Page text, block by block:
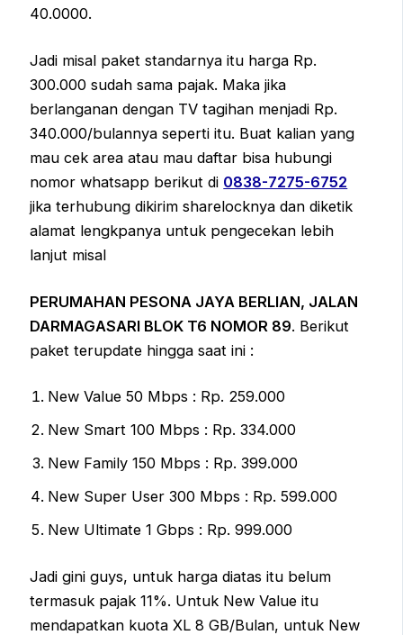
40.0000.
Jadi misal paket standarnya itu harga Rp.
300.000 sudah sama pajak. Maka jika
berlanganan dengan TV tagihan menjadi Rp.
340.000/bulannya seperti itu. Buat kalian yang
mau cek area atau mau daftar bisa hubungi
nomor whatsapp berikut di 0838-7275-6752
jika terhubung dikirim sharelocknya dan diketik
alamat lengkpanya untuk pengecekan lebih
lanjut misal
PERUMAHAN PESONA JAYA BERLIAN, JALAN
DARMAGASARI BLOK T6 NOMOR 89. Berikut
paket terupdate hingga saat ini :
New Value 50 Mbps : Rp. 259.000
New Smart 100 Mbps : Rp. 334.000
New Family 150 Mbps : Rp. 399.000
New Super User 300 Mbps : Rp. 599.000
New Ultimate 1 Gbps : Rp. 999.000
Jadi gini guys, untuk harga diatas itu belum
termasuk pajak 11%. Untuk New Value itu
mendapatkan kuota XL 8 GB/Bulan, untuk New